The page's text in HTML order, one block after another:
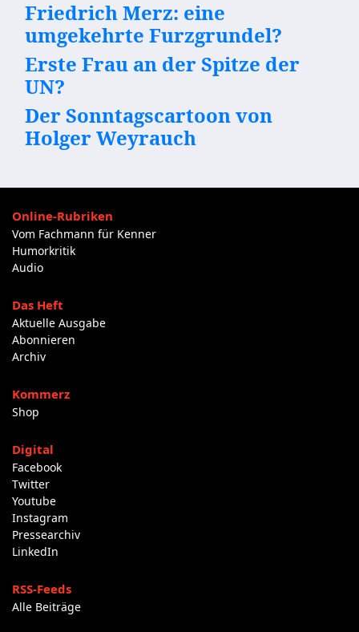
Friedrich Merz: eine
umgekehrte Furzgrundel?
Erste Frau an der Spitze der
UN?
Der Sonntagscartoon von
Holger Weyrauch
Online-Rubriken
Vom Fachmann für Kenner
Humorkritik
Audio
Das Heft
Aktuelle Ausgabe
Abonnieren
Archiv
Kommerz
Shop
Digital
Facebook
Twitter
Youtube
Instagram
Pressearchiv
LinkedIn
RSS-Feeds
Alle Beiträge